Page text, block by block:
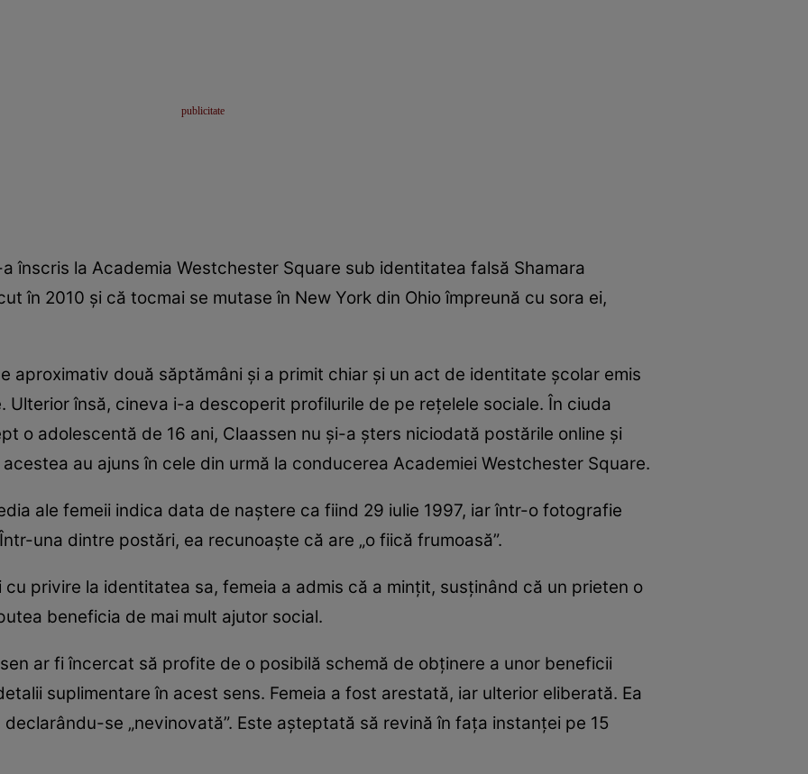
înscris la Academia Westchester Square sub identitatea falsă Shamara
în 2010 și că tocmai se mutase în New York din Ohio împreună cu sora ei,
aproximativ două săptămâni și a primit chiar și un act de identitate școlar emis
Ulterior însă, cineva i-a descoperit profilurile de pe rețelele sociale. În ciuda
o adolescentă de 16 ani, Claassen nu și-a șters niciodată postările online și
au ajuns în cele din urmă la conducerea Academiei Westchester Square.
ale femeii indica data de naștere ca fiind 29 iulie 1997, iar într-o fotografie
una dintre postări, ea recunoaște că are „o fiică frumoasă”.
privire la identitatea sa, femeia a admis că a mințit, susținând că un prieten o
beneficia de mai mult ajutor social.
ar fi încercat să profite de o posibilă schemă de obținere a unor beneficii
suplimentare în acest sens. Femeia a fost arestată, iar ulterior eliberată. Ea
se „nevinovată”. Este așteptată să revină în fața instanței pe 15